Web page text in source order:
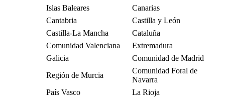
Islas Baleares
Canarias
Cantabria
Castilla y León
Castilla-La Mancha
Cataluña
Comunidad Valenciana
Extremadura
Galicia
Comunidad de Madrid
Región de Murcia
Comunidad Foral de
Navarra
País Vasco
La Rioja